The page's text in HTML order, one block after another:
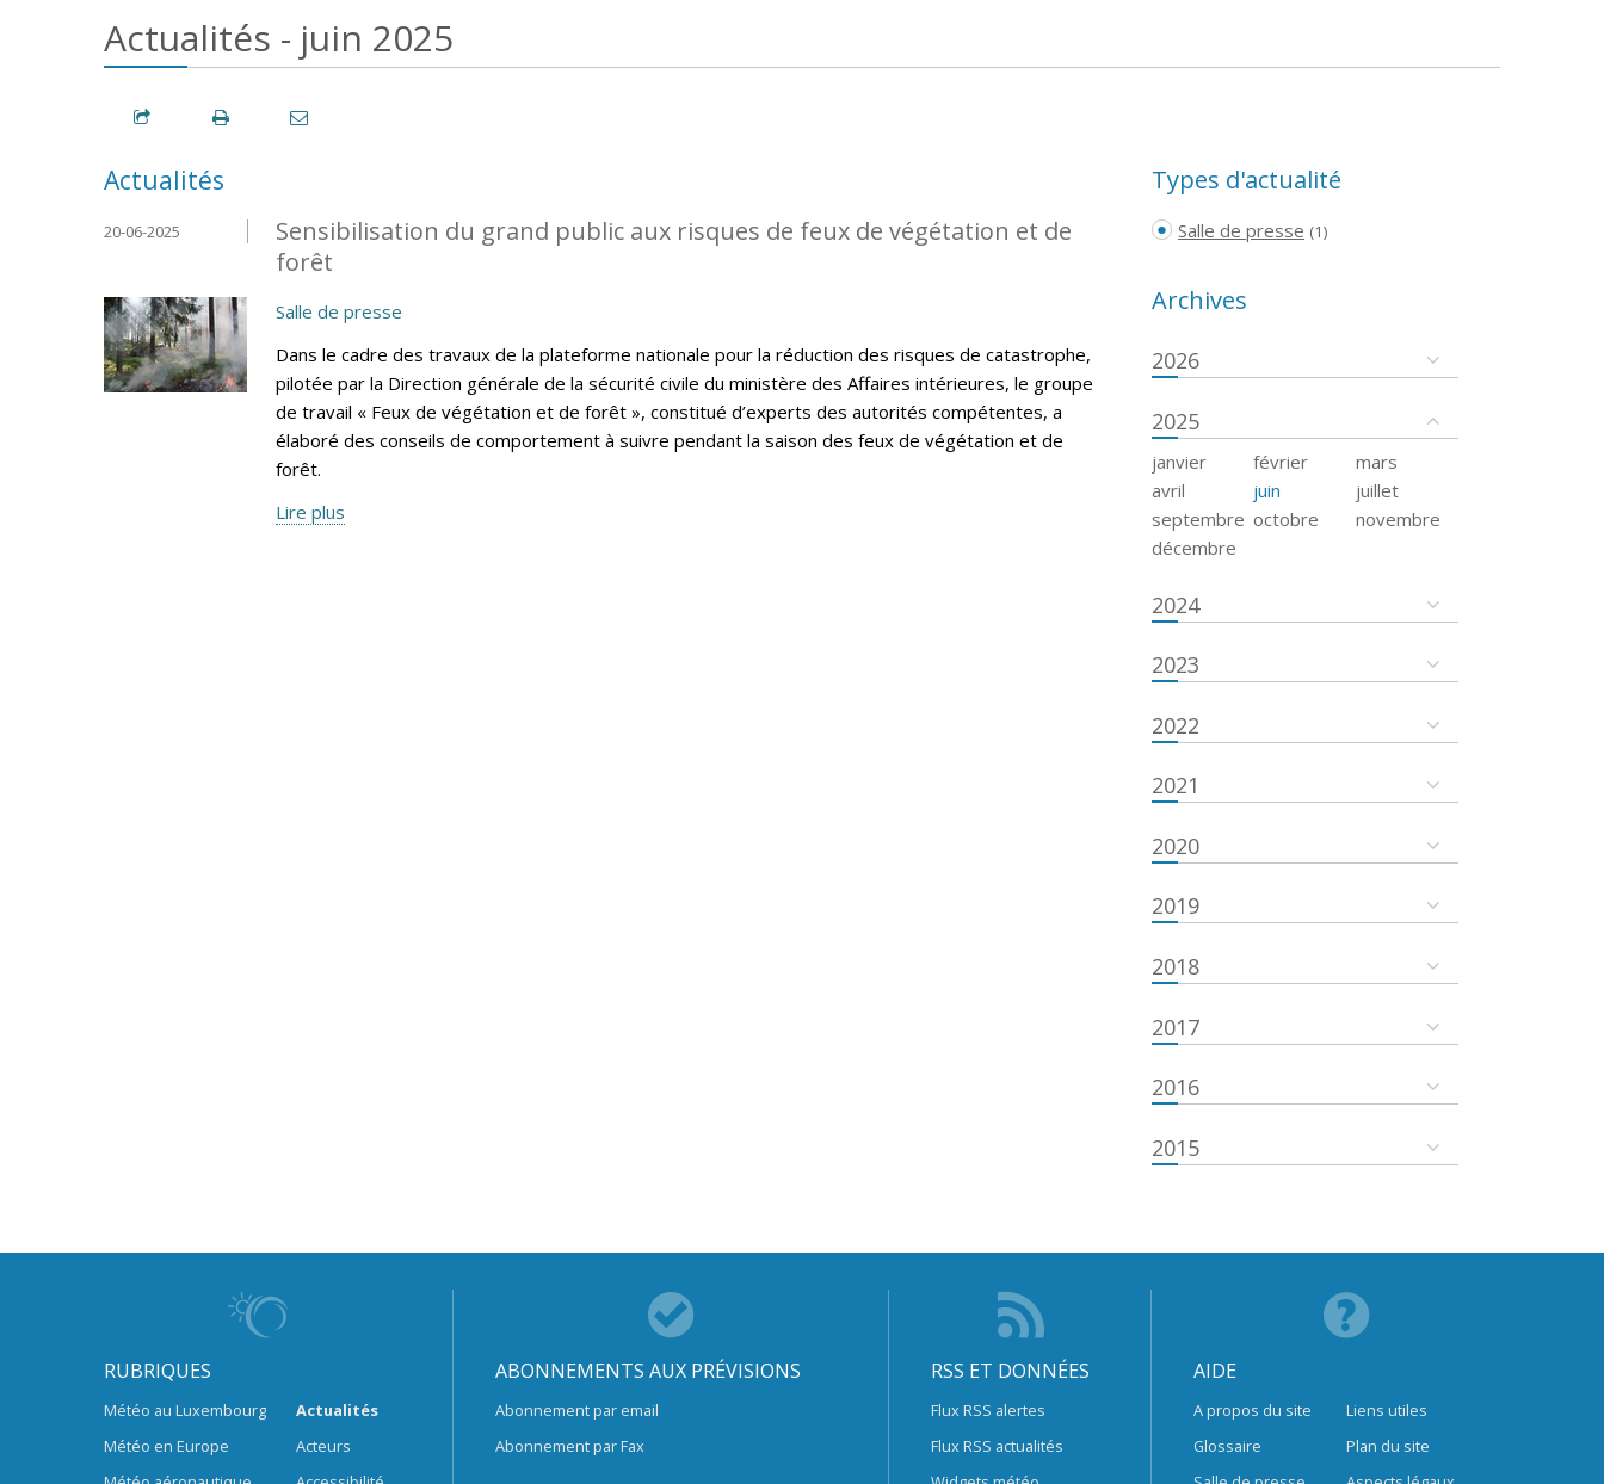
Actualités - juin 2025
Actualités
Sensibilisation du grand public aux risques de feux de végétation et de
forêt
20-06-2025
Salle de presse
Dans le cadre des travaux de la plateforme nationale pour la réduction des risques de catastrophe,
pilotée par la Direction générale de la sécurité civile du ministère des Affaires intérieures, le groupe
de travail « Feux de végétation et de forêt », constitué d’experts des autorités compétentes, a
élaboré des conseils de comportement à suivre pendant la saison des feux de végétation et de
forêt.
Lire plus
Types d'actualité
Salle de presse (1)
Archives
2026
2025
janvier février
mars
avril
juin
juillet
septembre octobre
novembre
décembre
2024
2023
2022
2021
2020
2019
2018
2017
2016
2015
RUBRIQUES
Météo au Luxembourg
Météo en Europe
Actualités
Acteurs
ABONNEMENTS AUX PRÉVISIONS
Abonnement par email
Abonnement par Fax
RSS ET DONNÉES
Flux RSS alertes
Flux RSS actualités
AIDE
A propos du site
Glossaire
Liens utiles
Plan du site